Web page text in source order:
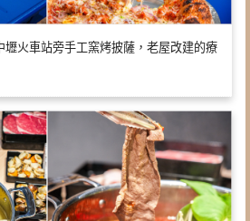
壢火車站旁手工窯烤披薩，老屋改建的療